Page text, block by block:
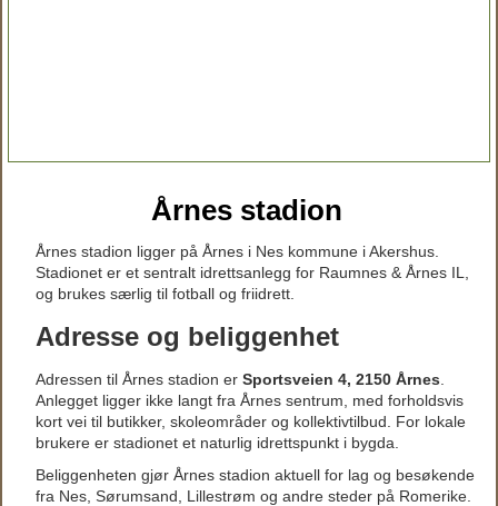
Årnes stadion
Årnes stadion ligger på Årnes i Nes kommune i Akershus.
Stadionet er et sentralt idrettsanlegg for Raumnes & Årnes IL,
og brukes særlig til fotball og friidrett.
Adresse og beliggenhet
Adressen til Årnes stadion er Sportsveien 4, 2150 Årnes
Anlegget ligger ikke langt fra Årnes sentrum, med forholdsvis
kort vei til butikker, skoleområder og kollektivtilbud. For lokale
brukere er stadionet et naturlig idrettspunkt i bygda.
Beliggenheten gjør Årnes stadion aktuell for lag og besøkende
fra Nes, Sørumsand, Lillestrøm og andre steder på Romerike.